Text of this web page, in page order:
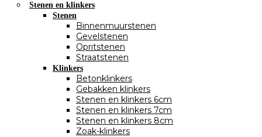
Stenen en klinkers
Stenen
Binnenmuurstenen
Gevelstenen
Opritstenen
Straatstenen
Klinkers
Betonklinkers
Gebakken klinkers
Stenen en klinkers 6cm
Stenen en klinkers 7cm
Stenen en klinkers 8cm
Zoak-klinkers